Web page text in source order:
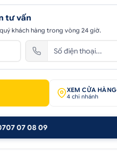
tư vấn
khách hàng trong vòng 24 giờ.
XEM CỬA HÀNG
4 chi nhánh
07 08 09